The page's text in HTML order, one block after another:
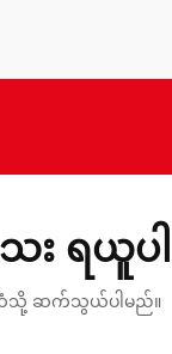
ရယူပါ
သို့ ဆက်သွယ်ပါမည်။